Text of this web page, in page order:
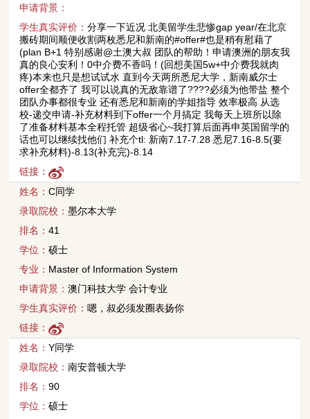
申请背景：
学生真实评价：分享一下近况 北美留学生悲惨gap year/在北京
搬砖期间顺便收割两枚悉尼和新南的#offer#也是稍有慰藉了
(plan B+1 特别感谢@土澳大叔 团队的帮助！申请澳洲的朋友我
真的良心安利！0中介费不香吗！(回想美国5w+中介费我就肉
疼)本来也只是想试试水 直到今天两所悉尼大学，新南威尔士
offer全都齐了 我可以说真的无敌靠谱了????必须为他带盐 整个
团队办事都很专业 还有悉尼和新南的学姐指导 效率极高 从选
校-递交申请-补充材料到下offer一个月搞定 我每天上班所以除
了准备材料基本全程托管 超级省心~我打算后面再申英国留学的
话也可以继续找他们 补充个tl: 新南7.17-7.28 悉尼7.16-8.5(要
求补充材料)-8.13(补充完)-8.14
链接：
姓名：C同学
录取院校：墨尔本大学
排名：41
学位：硕士
专业： Master of Information System
申请背景：澳门科技大学 会计专业
学生真实评价：嗯，叔必须发圈表扬你
链接：
姓名：Y同学
录取院校：南安普顿大学
排名：90
学位：硕士